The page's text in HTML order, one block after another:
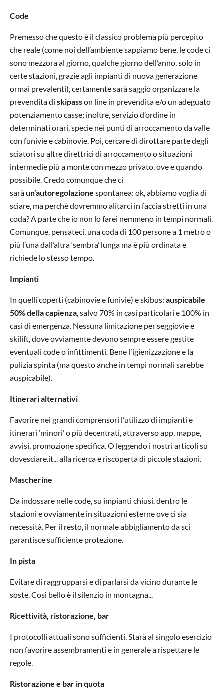
Code
Premesso che questo è il classico problema più percepito
che reale (come noi dell’ambiente sappiamo bene, le code ci
sono mezzora al giorno, qualche giorno dell’anno, solo in
certe stazioni, grazie agli impianti di nuova generazione
ormai prevalenti), certamente sarà saggio organizzare la
prevendita di skipasson line in prevendita e/o un adeguato
potenziamento casse; inoltre, servizio d’ordine in
determinati orari, specie nei punti di arroccamento da valle
con funivie e cabinovie. Poi, cercare di dirottare parte degli
sciatori su altre direttrici di arroccamento o situazioni
intermedie più a monte con mezzo privato, ove e quando
possibile. Credo comunque che ci
saràun’autoregolazione spontanea: ok, abbiamo voglia di
sciare, ma perchè dovremmo alitarci in faccia stretti in una
coda? A parte che io non lo farei nemmeno in tempi normali.
Comunque, pensateci, una coda di 100 persone a 1 metro o
più l’una dall’altra ‘sembra’ lunga ma è più ordinata e
richiede lo stesso tempo.
Impianti
In quelli coperti (cabinovie e funivie) e skibus: auspicabile
50% della capienza , salvo 70% in casi particolari e 100% in
casi di emergenza. Nessuna limitazione per seggiovie e
skilift, dove ovviamente devono sempre essere gestite
eventuali code o infittimenti. Bene l'igienizzazione e la
pulizia spinta (ma questo anche in tempi normali sarebbe
auspicabile).
Itinerari alternativi
Favorire nei grandi comprensori l’utilizzo di impianti e
itinerari ‘minori’ o più decentrati, attraverso app, mappe,
avvisi, promozione specifica. O leggendo i nostri articoli su
dovesciare.it... alla ricerca e riscoperta di piccole stazioni.
Mascherine
Da indossare nelle code, su impianti chiusi, dentro le
stazioni e ovviamente in situazioni esterne ove ci sia
necessità. Per il resto, il normale abbigliamento da sci
garantisce sufficiente protezione.
In pista
Evitare di raggrupparsi e di parlarsi da vicino durante le
soste. Così bello è il silenzio in montagna...
Ricettività, ristorazione, bar
I protocolli attuali sono sufficienti. Starà al singolo esercizio
non favorire assembramenti e in generale a rispettare le
regole.
Ristorazione e bar in quota